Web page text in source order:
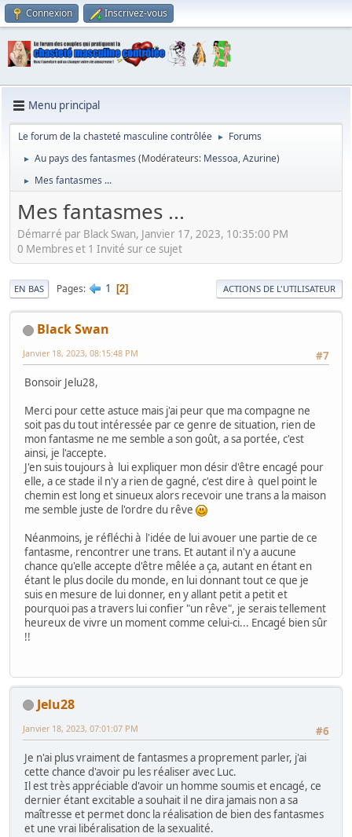
Connexion Inscrivez-vous
Menu principal
Le forum de la chasteté masculine contrôlée ► Forums
► Au pays des fantasmes (Modérateurs: Messoa,Azurine)
► Mes fantasmes ...
Mes fantasmes ...
Démarré par Black Swan, Janvier 17, 2023, 10:35:00 PM
0 Membres et 1 Invité sur ce sujet
EN BAS Pages 1 2 ACTIONS DE L'UTILISATEUR
Black Swan
#7
Janvier 18, 2023, 08:15:48 PM
Bonsoir Jelu28,
Merci pour cette astuce mais j'ai peur que ma compagne ne
soit pas du tout intéressée par ce genre de situation, rien de
mon fantasme ne me semble a son goût, a sa portée, c'est
ainsi, je l'accepte.
J'en suis toujours à lui expliquer mon désir d'être encagé pour
elle, a ce stade il n'y a rien de gagné, c'est dire à quel point le
chemin est long et sinueux alors recevoir une trans a la maison
me semble juste de l'ordre du rêve
Néanmoins, je réfléchi à l'idée de lui avouer une partie de ce
fantasme, rencontrer une trans. Et autant il n'y a aucune
chance qu'elle accepte d'être mêlée a ça, autant en étant en
étant le plus docile du monde, en lui donnant tout ce que je
suis en mesure de lui donner, en y allant petit a petit et
pourquoi pas a travers lui confier "un rêve", je serais tellement
heureux de vivre un moment comme celui-ci... Encagé bien sûr
!!
Jelu28
#6
Janvier 18, 2023, 07:01:07 PM
Je n'ai plus vraiment de fantasmes a proprement parler, j'ai
cette chance d'avoir pu les réaliser avec Luc.
Il est très appréciable d'avoir un homme soumis et encagé, ce
dernier étant excitable a souhait il ne dira jamais non a sa
maîtresse et permet donc la réalisation de bien des fantasmes
et une vrai libéralisation de la sexualité.